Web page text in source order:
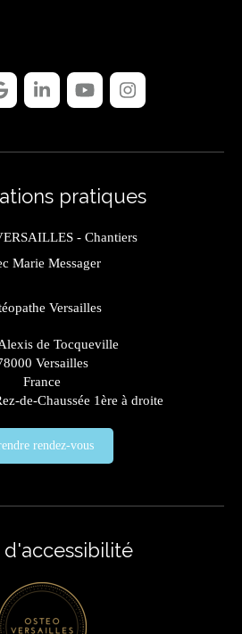
pratiques
- Chantiers
Marie Messager
Versailles
de Tocqueville
Versailles
France
de-Chaussée 1ère à droite
rendez-vous
d'accessibilité